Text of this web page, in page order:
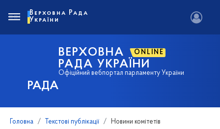
РАДА
ВЕРХОВНА ONLINE
РАДА УКРАЇНИ
Офіційний вебпортал парламенту України
Верховна Рада
України
Головна Текстові публікації Новини комітетів